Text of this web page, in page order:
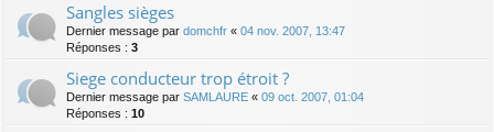
Sangles sièges
Dernier message par domchfr « 04 nov. 2007, 13:47
Réponses : 3
Siege conducteur trop étroit ?
Dernier message par SAMLAURE « 09 oct. 2007, 01:04
Réponses : 10